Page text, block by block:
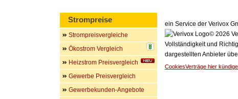
ein Service der Verivox
© 2026
Vollständigkeit und
dargestellten Anbieter
CookiesVerträge hier
Strompreise
Strompreisvergleiche
Ökostrom Vergleich
Heizstrom Preisvergleich
Gewerbe Preisvergleich
Gewerbekunden-Angebote